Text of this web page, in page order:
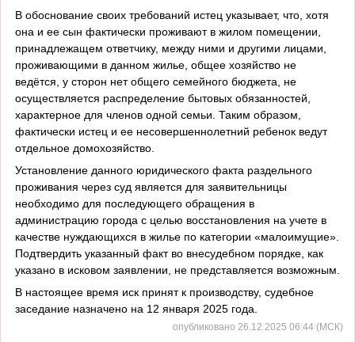
В обоснование своих требований истец указывает, что, хотя
она и ее сын фактически проживают в жилом помещении,
принадлежащем ответчику, между ними и другими лицами,
проживающими в данном жилье, общее хозяйство не
ведётся, у сторон нет общего семейного бюджета, не
осуществляется распределение бытовых обязанностей,
характерное для членов одной семьи. Таким образом,
фактически истец и ее несовершеннолетний ребенок ведут
отдельное домохозяйство.
Установление данного юридического факта раздельного
проживания через суд является для заявительницы
необходимо для последующего обращения в
администрацию города с целью восстановления на учете в
качестве нуждающихся в жилье по категории «малоимущие».
Подтвердить указанный факт во внесудебном порядке, как
указано в исковом заявлении, не представляется возможным.
В настоящее время иск принят к производству, судебное
заседание назначено на 12 января 2025 года.
опубликовано 26.12.2025 06:44 (МСК)